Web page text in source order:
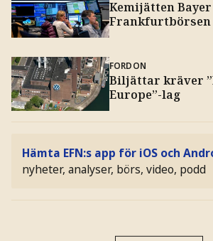
Kemijätten
Frankfurtbörsen
FORDON
Biljättar kräver
Europe”-lag
Hämta EFN:s app för iOS och
nyheter, analyser, börs, video, podd